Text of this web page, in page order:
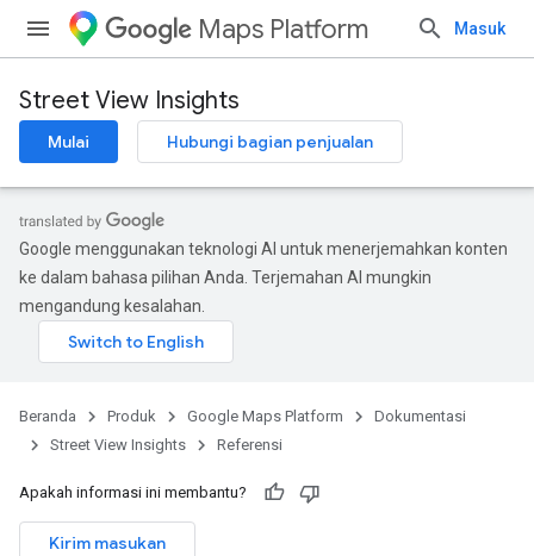
Maps Platform Masuk
Street View Insights
Mulai Hubungi bagian penjualan
Google menggunakan teknologi AI untuk menerjemahkan konten
ke dalam bahasa pilihan Anda. Terjemahan AI mungkin
mengandung kesalahan.
Beranda Produk Google Maps Platform
Dokumentasi
Street View Insights
Referensi
Apakah informasi ini membantu?
Kirim masukan